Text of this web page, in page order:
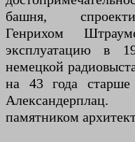
башня,
Генрихом
эксплуатацию в
немецкой
на 43 года старше
памятником